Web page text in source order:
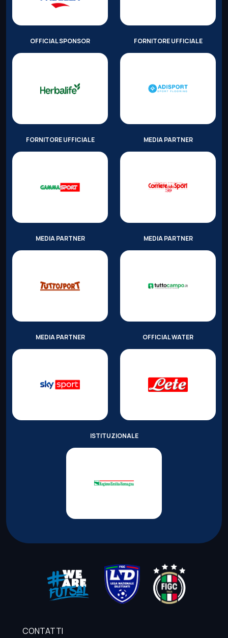
OFFICIAL SPONSOR FORNITORE UFFICIALE
FORNITORE UFFICIALE MEDIA PARTNER
MEDIA PARTNER MEDIA PARTNER
MEDIA PARTNER OFFICIAL WATER
ISTITUZIONALE
CONTATTI